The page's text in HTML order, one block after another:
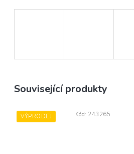
Související produkty
VÝPRODEJ Kód: 243265